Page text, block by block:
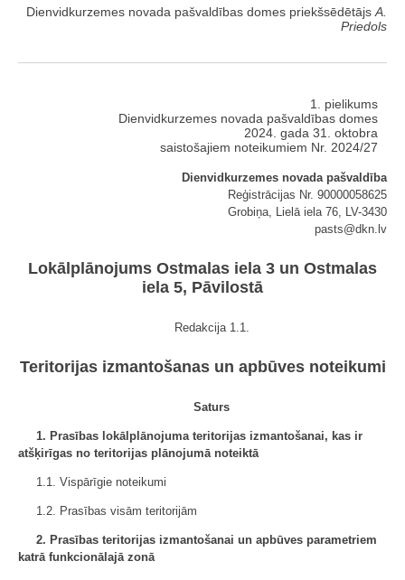
Dienvidkurzemes novada pašvaldības domes priekšsēdētājs A.
Priedols
1. pielikums
Dienvidkurzemes novada pašvaldības domes
2024. gada 31. oktobra
saistošajiem noteikumiem Nr. 2024/27
Dienvidkurzemes novada pašvaldība
Reģistrācijas Nr. 90000058625
Grobiņa, Lielā iela 76, LV-3430
pasts@dkn.lv
Lokālplānojums Ostmalas iela 3 un Ostmalas
iela 5, Pāvilostā
Redakcija 1.1.
Teritorijas izmantošanas un apbūves noteikumi
Saturs
1. Prasības lokālplānojuma teritorijas izmantošanai, kas ir
atšķirīgas no teritorijas plānojumā noteiktā
1.1. Vispārīgie noteikumi
1.2. Prasības visām teritorijām
2. Prasības teritorijas izmantošanai un apbūves parametriem
katrā funkcionālajā zonā